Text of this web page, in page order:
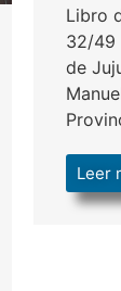
Libro
32/49
de
Leer